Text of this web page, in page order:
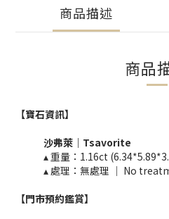
商品描述
商品
【寶石資訊】
沙弗萊｜Tsavorite
▴ 重量：1.16ct
▴ 處理：無處理 ｜ No
【門市預約鑑賞】